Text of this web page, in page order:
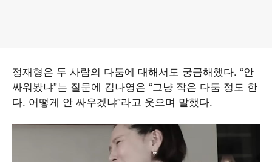
정재형은 두 사람의 다툼에 대해서도 궁금해했다. “안
싸워봤냐”는 질문에 김나영은 “그냥 작은 다툼 정도 한
다. 어떻게 안 싸우겠냐”라고 웃으며 말했다.